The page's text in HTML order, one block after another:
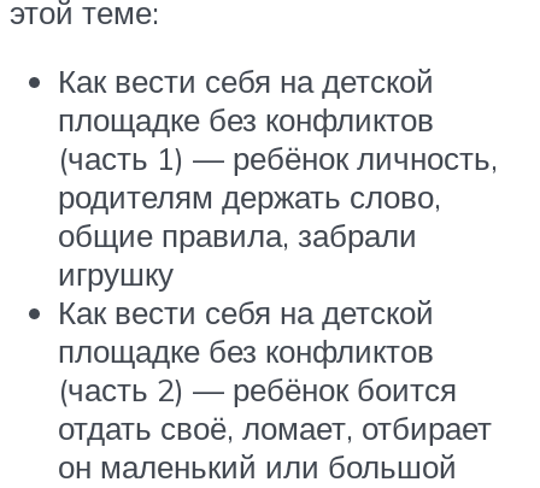
этой теме:
Как вести себя на детской
площадке без конфликтов
(часть 1) — ребёнок личность,
родителям держать слово,
общие правила, забрали
игрушку
Как вести себя на детской
площадке без конфликтов
(часть 2) — ребёнок боится
отдать своё, ломает, отбирает
он маленький или большой